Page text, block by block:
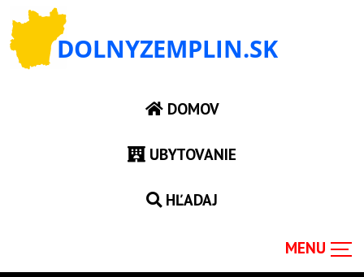
DOMOV
UBYTOVANIE
HĽADAJ